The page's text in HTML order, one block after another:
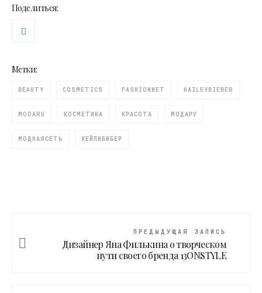
Поделиться:
Метки:
BEAUTY COSMETICS FASHIONNET HAILEYBIEBER
MODARU КОСМЕТИКА КРАСОТА МОДАРУ
МОДНАЯСЕТЬ ХЕЙЛИБИБЕР
ПРЕДЫДУЩАЯ ЗАПИСЬ
Дизайнер Яна Филькина о творческом
пути своего бренда 13ONSTYLE